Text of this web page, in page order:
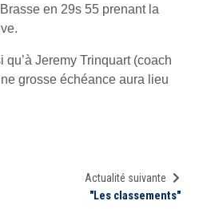
en 29s 55 prenant la
Jeremy Trinquart (coach
grosse échéance aura lieu
Actualité suivante
"Les classements"